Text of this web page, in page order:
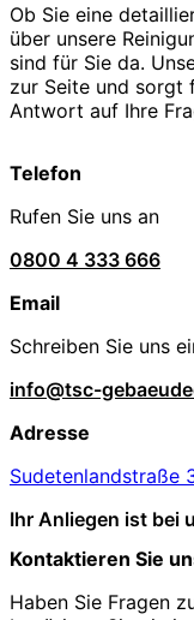
Ob Sie eine
über unsere
sind für Sie da.
zur Seite und sorgt
Antwort auf Ihre
Telefon
Rufen Sie uns an
0800 4 333 666
Email
Schreiben Sie uns
info@tsc-
Adresse
Sudetenlandstraße
Ihr Anliegen ist bei
Kontaktieren Sie
Haben Sie Fragen